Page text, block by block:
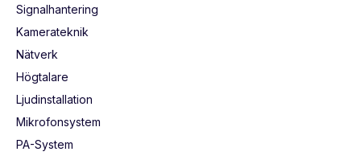
Signalhantering
Kamerateknik
Nätverk
Högtalare
Ljudinstallation
Mikrofonsystem
PA-System